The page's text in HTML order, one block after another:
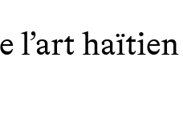
l’art haïtien